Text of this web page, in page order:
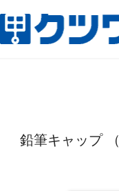
鉛筆キャップ